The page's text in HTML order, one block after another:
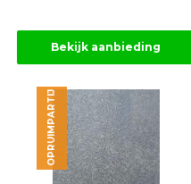
Bekijk aanbieding
OPRUIMPARTIJ